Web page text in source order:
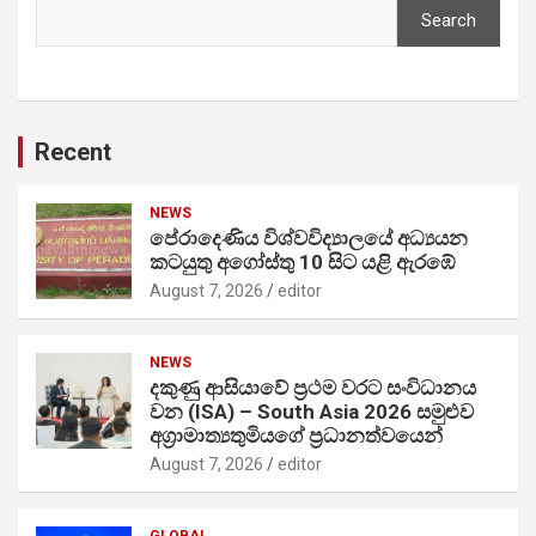
Search
Recent
NEWS
පේරාදෙණිය විශ්වවිද්‍යාලයේ අධ්‍යයන
කටයුතු අගෝස්තු 10 සිට යළි ඇරඹේ
August 7, 2026 editor
NEWS
දකුණු ආසියාවේ ප්‍රථම වරට සංවිධානය
වන (ISA) – South Asia 2026 සමුළුව
අග්‍රාමාත්‍යතුමියගේ ප්‍රධානත්වයෙන්
August 7, 2026 editor